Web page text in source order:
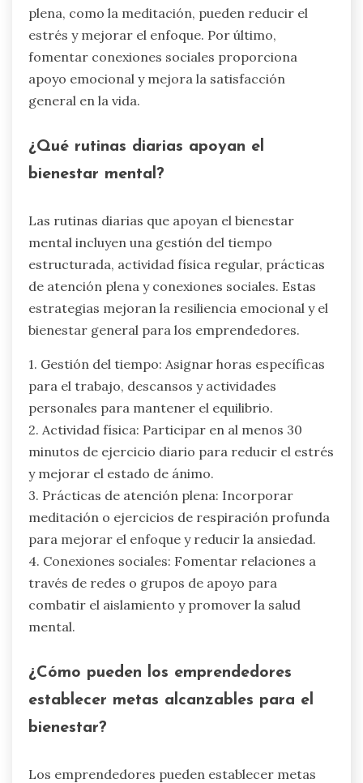
plena, como la meditación, pueden reducir el
estrés y mejorar el enfoque. Por último,
fomentar conexiones sociales proporciona
apoyo emocional y mejora la satisfacción
general en la vida.
¿Qué rutinas diarias apoyan el
bienestar mental?
Las rutinas diarias que apoyan el bienestar
mental incluyen una gestión del tiempo
estructurada, actividad física regular, prácticas
de atención plena y conexiones sociales. Estas
estrategias mejoran la resiliencia emocional y el
bienestar general para los emprendedores.
1. Gestión del tiempo: Asignar horas específicas
para el trabajo, descansos y actividades
personales para mantener el equilibrio.
2. Actividad física: Participar en al menos 30
minutos de ejercicio diario para reducir el estrés
y mejorar el estado de ánimo.
3. Prácticas de atención plena: Incorporar
meditación o ejercicios de respiración profunda
para mejorar el enfoque y reducir la ansiedad.
4. Conexiones sociales: Fomentar relaciones a
través de redes o grupos de apoyo para
combatir el aislamiento y promover la salud
mental.
¿Cómo pueden los emprendedores
establecer metas alcanzables para el
bienestar?
Los emprendedores pueden establecer metas